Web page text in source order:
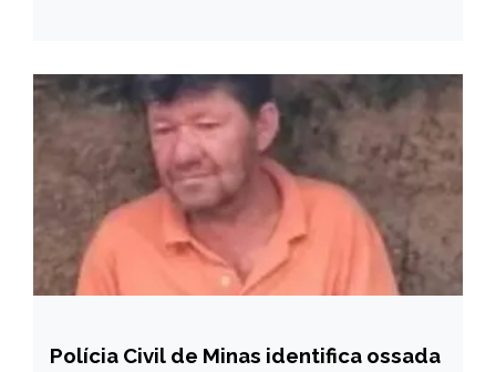
CAPELINHA
Polícia Civil de Minas identifica ossada